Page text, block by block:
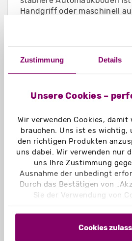
Zustimmung Details
Unsere Cookies –
Wir verwenden Cookies, damit
brauchen. Uns ist es wichtig,
den richtigen Produkten
uns dabei. Wir verwenden nur
uns Ihre Zustimmung
Ausnahme der unbedingt
Durch das Bestätigen von
Sie der Verwendung von
„Einstellungen“ können Sie
Cookies Sie zulassen. Hier
und unsere
Cookies
Handgriff oder maschinell
Steckboden ist ebenfalls
Video Thekendisplays
Den schnellen und
von Thekendisplays
im nebenstehenden Video.
beide Varianten: den
Automatikboden. Außerdem
und gerade) im Vergleich.
Wir liefern Ihnen die